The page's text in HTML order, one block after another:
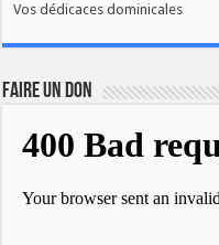
Vos dédicaces dominicales
FAIRE UN DON